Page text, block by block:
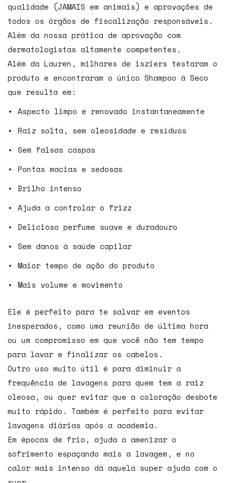
qualidade (JAMAIS em animais) e aprovações de
todos os órgãos de fiscalização responsáveis.
Além da nossa prática de aprovação com
dermatologistas altamente competentes.
Além da Lauren, milhares de isziers testaram o
produto e encontraram o único Shampoo à Seco
que resulta em:
Aspecto limpo e renovado instantaneamente
Raiz solta, sem oleosidade e resíduos
Sem falsas caspas
Pontas macias e sedosas
Brilho intenso
Ajuda a controlar o frizz
Delicioso perfume suave e duradouro
Sem danos à saúde capilar
Maior tempo de ação do produto
Mais volume e movimento
Ele é perfeito para te salvar em eventos
inesperados, como uma reunião de última hora
ou um compromisso em que você não tem tempo
para lavar e finalizar os cabelos.
Outro uso muito útil é para diminuir a
frequência de lavagens para quem tem a raiz
oleosa, ou quer evitar que a coloração desbote
muito rápido. Também é perfeito para evitar
lavagens diárias após a academia.
Em épocas de frio, ajuda a amenizar o
sofrimento espaçando mais a lavagem, e no
calor mais intenso dá aquela super ajuda com o